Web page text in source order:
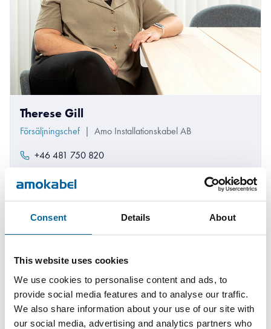
Consent Details About
This website uses cookies
We use cookies to personalise content and ads, to
provide social media features and to analyse our traffic.
We also share information about your use of our site with
our social media, advertising and analytics partners who
Therese Gill
Försäljningschef | Amo Installationskabel AB
+46 481 750 820